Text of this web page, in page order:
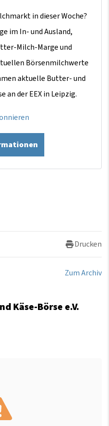
in dieser Woche?
im In- und Ausland,
Milch-Marge und
Börsenmilchwerte
aktuelle Butter- und
an der EEX in Leipzig.
Drucken
Zum Archiv
Käse-Börse e.V.